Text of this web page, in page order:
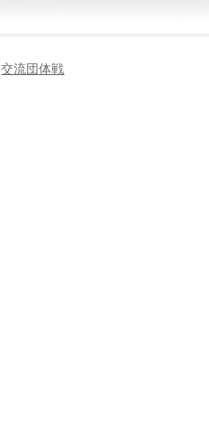
交流団体戦